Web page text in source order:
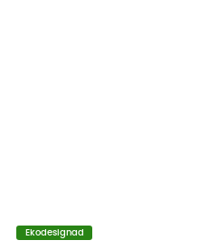
Ekodesignad